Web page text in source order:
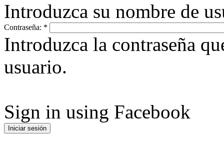
Introduzca su nombre de
Contraseña: *
Introduzca la contraseña
usuario.
Sign in using Facebook